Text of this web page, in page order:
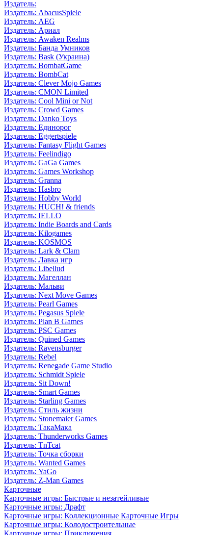
Издатель:
Издатель: AbacusSpiele
Издатель: AEG
Издатель: Ариал
Издатель: Awaken Realms
Издатель: Банда Умников
Издатель: Bask (Украина)
Издатель: BombatGame
Издатель: BombCat
Издатель: Clever Mojo Games
Издатель: CMON Limited
Издатель: Cool Mini or Not
Издатель: Crowd Games
Издатель: Danko Toys
Издатель: Единорог
Издатель: Eggertspiele
Издатель: Fantasy Flight Games
Издатель: Feelindigo
Издатель: GaGa Games
Издатель: Games Workshop
Издатель: Granna
Издатель: Hasbro
Издатель: Hobby World
Издатель: HUCH! & friends
Издатель: IELLO
Издатель: Indie Boards and Cards
Издатель: Kilogames
Издатель: KOSMOS
Издатель: Lark & Clam
Издатель: Лавка игр
Издатель: Libellud
Издатель: Магеллан
Издатель: Мальви
Издатель: Next Move Games
Издатель: Pearl Games
Издатель: Pegasus Spiele
Издатель: Plan B Games
Издатель: PSC Games
Издатель: Quined Games
Издатель: Ravensburger
Издатель: Rebel
Издатель: Renegade Game Studio
Издатель: Schmidt Spiele
Издатель: Sit Down!
Издатель: Smart Games
Издатель: Starling Games
Издатель: Стиль жизни
Издатель: Stonemaier Games
Издатель: ТакаМака
Издатель: Thunderworks Games
Издатель: TnTcat
Издатель: Точка сборки
Издатель: Wanted Games
Издатель: YaGo
Издатель: Z-Man Games
Карточные
Карточные игры: Быстрые и незатейливые
Карточные игры: Драфт
Карточные игры: Коллекционные Карточные Игры
Карточные игры: Колодостроительные
Карточные игры: Приключения